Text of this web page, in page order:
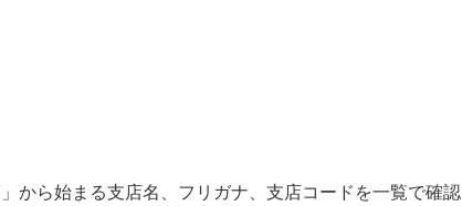
から始まる支店名、フリガナ、支店コードを一覧で確認